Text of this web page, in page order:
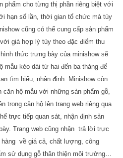
phẩm cho từng thị phần riêng biệt với
hạn số lần, thời gian tổ chức mà tùy
cũng có thể cung cấp sản phẩm
giá hợp lý tùy theo đặc điểm thu
thức trưng bày của minishow sẽ
mẫu kéo dài từ hai đến ba tháng để
tìm hiểu, nhận định. Minishow còn
căn hộ mẫu với những sản phẩm gỗ,
trong căn hộ lên trang web riêng qua
trực tiếp quan sát, nhận định sản
Trang web cũng nhận trả lời trực
hàng về giá cả, chất lượng, công
sử dụng gỗ thân thiện môi trường…